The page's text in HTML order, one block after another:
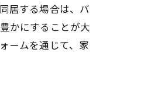
居する場合は、バ
かにすることが大
ームを通じて、家